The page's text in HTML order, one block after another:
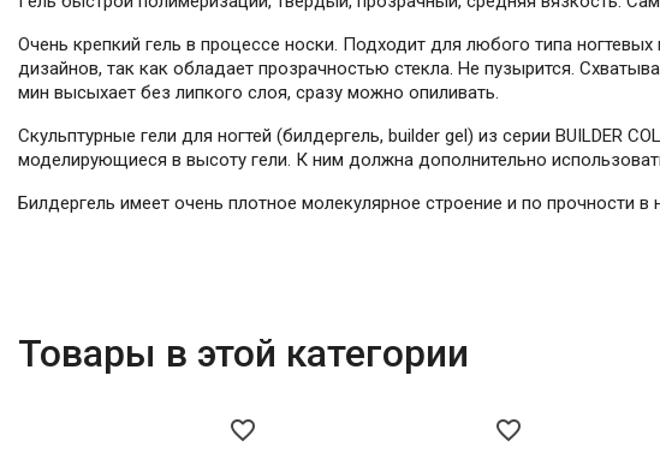
Очень крепкий гель в процессе носки. Подходит для любого типа
дизайнов, так как обладает прозрачностью стекла. Не пузырится.
мин высыхает без липкого слоя, сразу можно опиливать.
Скульптурные гели для ногтей (билдергель, builder gel) из серии BUILDER
моделирующиеся в высоту гели. К ним должна дополнительно
Билдергель имеет очень плотное молекулярное строение и по прочности
Товары в этой категории
favorite_border favorite_border